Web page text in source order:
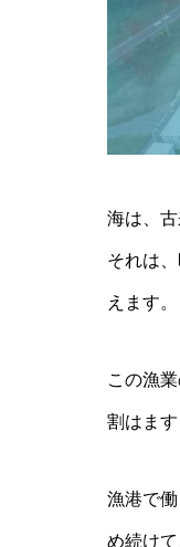
海は、
それは
えます。
この漁
割はま
漁港で
め続け